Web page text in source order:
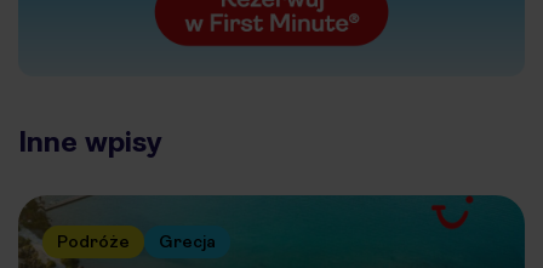
Inne wpisy
Podróże Grecja